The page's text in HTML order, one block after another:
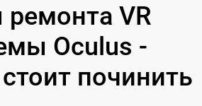
VR
Oculus -
починить